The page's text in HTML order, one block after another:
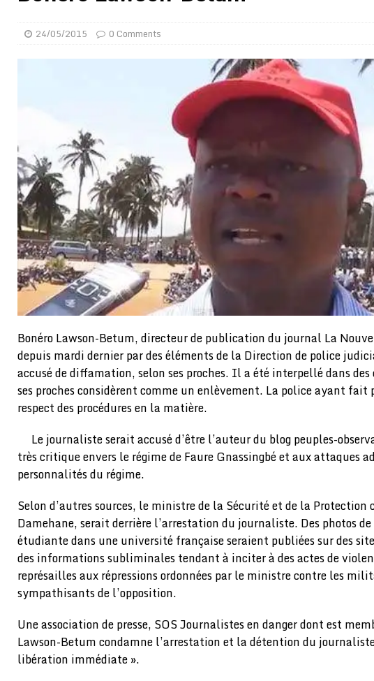
[ 02/08/2026 ] La Confédération Africaine de Football (CAF) à contre-
[ 01/08/2026 ] Quatre candidats à la succession d’Infantino à la
Bénin : Romuald Wadagni reçoit le milliardaire Aliko
Niger : le FMI débloque une bouffée d’oxygène
Franco Baresi, légendaire défenseur de l’Italie et de
[ 31/07/2026 ]
Benjamin Mendy a vendu aux enchères son trophée
[ 31/07/2026 ] Bénin : les membres du Sénat installés
A LA UNE
[ 31/07/2026 ] Projet d’investisseurs à la Fifa: l’UEFA menace à
BUSINESS
[ 30/07/2026 ] Mali : au moins 19 soldats exécutés, Amnesty
[ 05/08/2026 ]
Hervé Renard devient sélectionneur des Eléphants
24/05/2015 0 Comments
Bonéro Lawson-Betum, directeur de publication du journal La
depuis mardi dernier par des éléments de la Direction de police
accusé de diffamation, selon ses proches. Il a été interpellé dans
ses proches considèrent comme un enlèvement. La police ayant fait
respect des procédures en la matière.
Le journaliste serait accusé d’être l’auteur du blog peuples-
très critique envers le régime de Faure Gnassingbé et aux attaques
personnalités du régime.
Selon d’autres sources, le ministre de la Sécurité et de la Protection
Damehane, serait derrière l’arrestation du journaliste. Des photos
étudiante dans une université française seraient publiées sur des
des informations subliminales tendant à inciter à des actes de
représailles aux répressions ordonnées par le ministre contre les
sympathisants de l’opposition.
Une association de presse, SOS Journalistes en danger dont est
Lawson-Betum condamne l’arrestation et la détention du
libération immédiate ».